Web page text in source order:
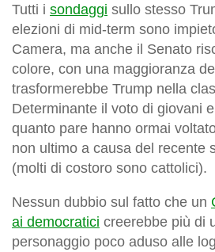
Tutti i sondaggi sullo stesso
elezioni di mid-term sono
Camera, ma anche il Senato
colore, con una maggioranza
trasformerebbe Trump nella
Determinante il voto di giovani
quanto pare hanno ormai
non ultimo a causa del recente
(molti di costoro sono cattolici).
Nessun dubbio sul fatto che un
ai democratici creerebbe più di
personaggio poco aduso alle